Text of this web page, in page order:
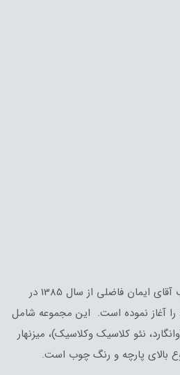
مبلمان هِرنو به مدیریت جناب آقای ایمان فاضلی از سال 1385 در
را آغاز نموده است. این مجموعه شامل
نئو کلاسیک وکلاسیک)، میزنهار
بالای پارچه و رنگ چوب است.